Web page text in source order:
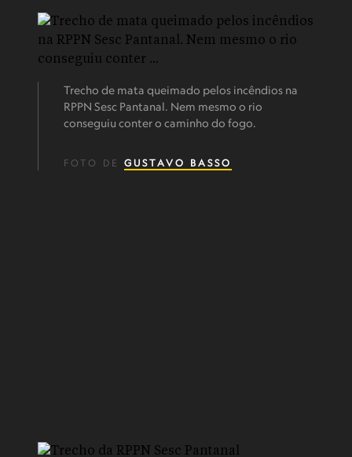
Trecho de mata queimado pelos incêndios na
RPPN Sesc Pantanal. Nem mesmo o rio
conseguiu conter o caminho do fogo.
FOTO DE GUSTAVO BASSO